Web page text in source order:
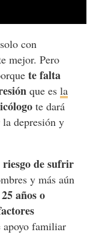
con
mejor. Pero
te falta
que es la
te dará
la depresión y
riesgo de sufrir
y más aún
años o
familiar